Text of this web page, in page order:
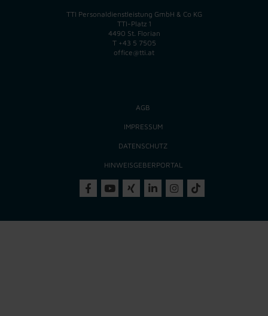
TTI Personaldienstleistung GmbH & Co KG
TTI-Platz 1
4490 St. Florian
T +43 5 7505
office@tti.at
AGB
IMPRESSUM
DATENSCHUTZ
HINWEISGEBERPORTAL